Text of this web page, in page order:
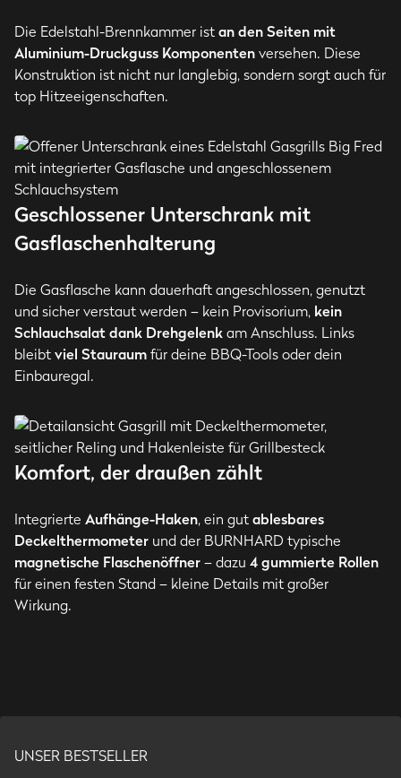
Die Edelstahl-Brennkammer istan denSeiten mit
Aluminium-Druckguss Komponentenversehen. Diese
Konstruktion ist nicht nur langlebig, sondern sorgt auch für
top Hitzeeigenschaften.
Geschlossener Unterschrank mit
Gasflaschenhalterung
Die Gasflasche kann dauerhaft angeschlossen, genutzt
und sicher verstaut werden – kein Provisorium, kein
Schlauchsalat dank Drehgelenkam Anschluss. Links
bleibtviel Stauraumfür deine BBQ-Tools oder dein
Einbauregal.
Komfort, der draußen zählt
Integrierte Aufhänge-Haken, ein gutablesbares
Deckelthermometer und der BURNHARD typische
magnetische Flaschenöffner– dazu 4gummierte Rollen
für einen festen Stand – kleine Details mit großer
Wirkung.
UNSER BESTSELLER